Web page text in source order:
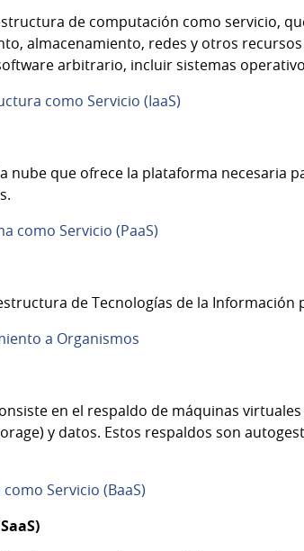
de computación como servicio,
almacenamiento, redes y otros
arbitrario, incluir sistemas
como Servicio (IaaS)
nube que ofrece la plataforma necesaria
como Servicio (PaaS)
de Tecnologías de la Información
a Organismos
en el respaldo de máquinas
y datos. Estos respaldos son
Servicio (BaaS)